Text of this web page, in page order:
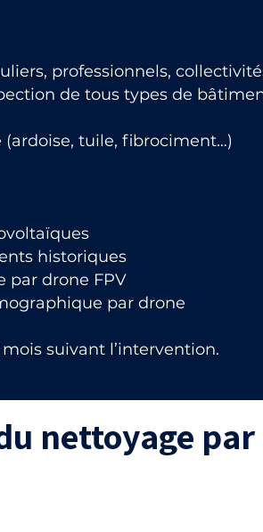
professionnels,
de tous types de
tuile, fibrociment…)
historiques
par drone FPV
par drone
suivant l’intervention.
nettoyage